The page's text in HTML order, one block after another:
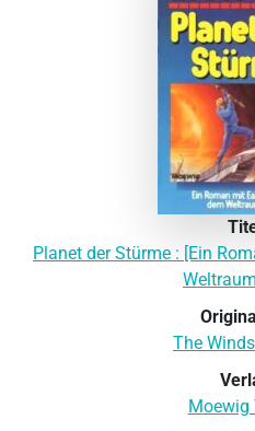
Planet der Stürme : [Ein
The
Moewig